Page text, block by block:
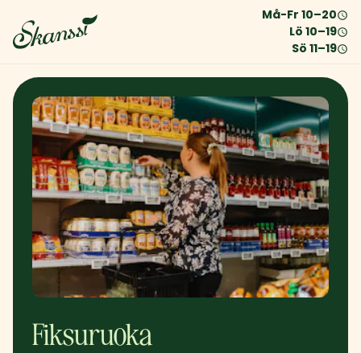
Må-Fr 10–20
Lö 10–19
Sö 11–19
Fiksuruoka